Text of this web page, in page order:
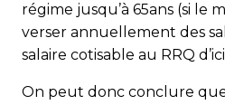
régime jusqu’à 65ans (si le
verser annuellement des
salaire cotisable au RRQ
On peut donc conclure